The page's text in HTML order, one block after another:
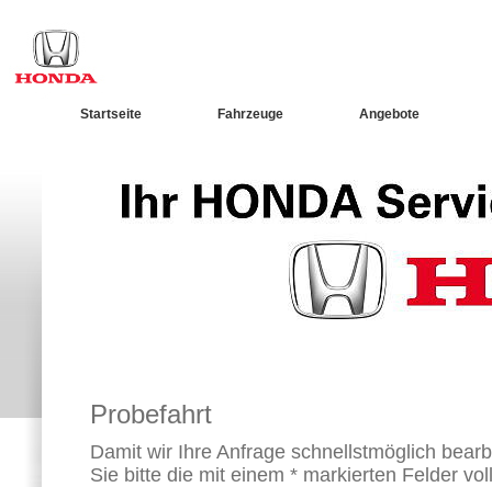
Startseite Fahrzeuge Angebote
Probefahrt
Damit wir Ihre Anfrage schnellstmöglich
Sie bitte die mit einem * markierten Felder